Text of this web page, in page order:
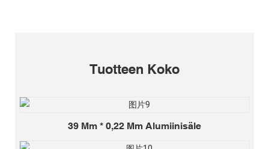
Tuotteen Koko
39 Mm * 0,22 Mm Alumiinisäle